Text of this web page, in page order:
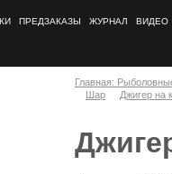
ПРЕДЗАКАЗЫ ЖУРНАЛ ВИДЕО
Главная:
Шар
Джигер на